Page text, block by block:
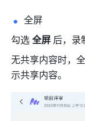
全屏
勾选 全屏 后，录
无共享内容时，
示共享内容。